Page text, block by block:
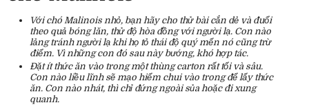
Với chó Malinois nhỏ, bạn hãy cho thử bài cắn dẻ và đuổi
theo quả bóng lăn, thử độ hòa đồng với người lạ. Con nào
lảng tránh người lạ khi họ tỏ thái độ quý mến nó cũng trừ
điểm. Vì những con đó sau này bướng, khó hợp tác.
Đặt ít thức ăn vào trong một thùng carton rất tối và sâu.
Con nào liều lĩnh sẽ mạo hiểm chui vào trong để lấy thức
ăn. Con nào nhát, thì chỉ đứng ngoài sủa hoặc đi xung
quanh.